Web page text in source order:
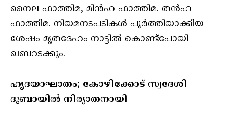
നൈല ഫാത്തിമ, മിൻഹ ഫാത്തിമ. തൻഹ
ഫാത്തിമ. നിയമനടപടികൾ പൂർത്തിയാക്കിയ
ശേഷം മൃതദേഹം നാട്ടിൽ കൊണ്ട്പോയി
ഖബറടക്കും.
ഹൃദയാഘാതം; കോഴിക്കോട് സ്വദേശി
ദുബായിൽ നിര്യാതനായി